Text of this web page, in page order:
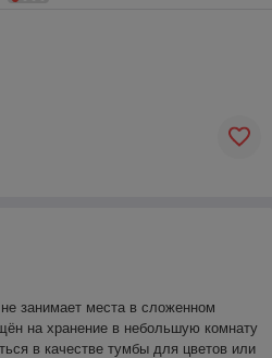
занимает места в сложенном
на хранение в небольшую комнату
в качестве тумбы для цветов или